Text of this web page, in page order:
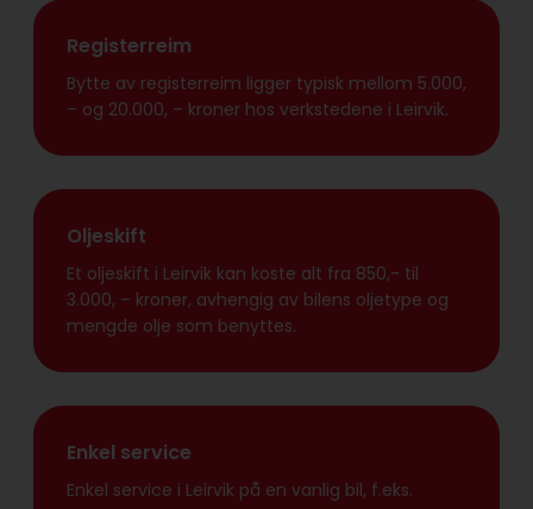
Registerreim
Bytte av registerreim ligger typisk mellom 5.000,
– og 20.000, – kroner hos verkstedene i Leirvik.
Oljeskift
Et oljeskift i Leirvik kan koste alt fra 850,- til
3.000, – kroner, avhengig av bilens oljetype og
mengde olje som benyttes.
Enkel service
Enkel service i Leirvik på en vanlig bil, f.eks.